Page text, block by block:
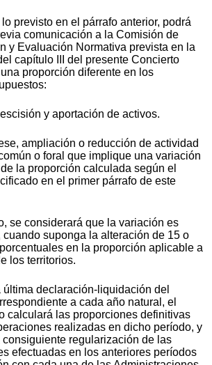
previsto en el párrafo anterior, podrá
comunicación a la Comisión de
y Evaluación Normativa prevista en la
capítulo III del presente Concierto
proporción diferente en los
y aportación de activos.
ampliación o reducción de actividad
o foral que implique una variación
la proporción calculada según el
en el primer párrafo de este
se considerará que la variación es
cuando suponga la alteración de 15 o
en la proporción aplicable a
los territorios.
declaración-liquidación del
a cada año natural, el
calculará las proporciones definitivas
realizadas en dicho período, y
consiguiente regularización de las
efectuadas en los anteriores períodos